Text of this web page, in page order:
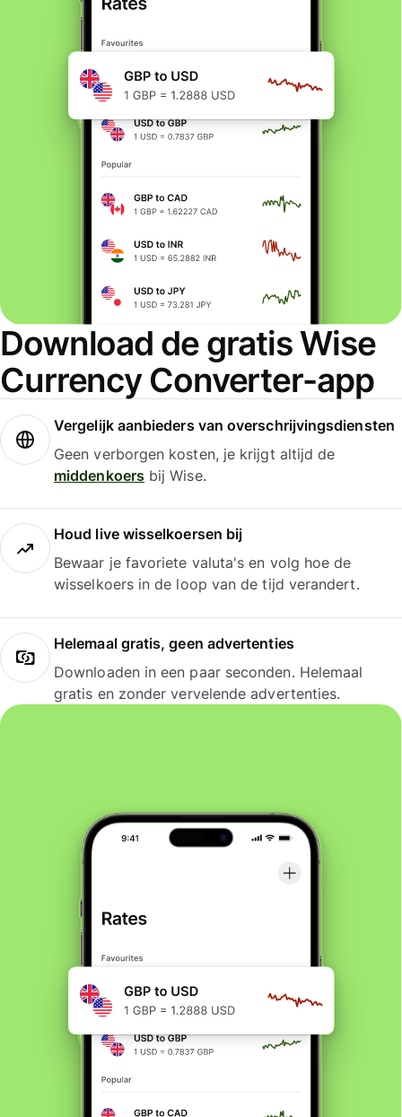
Download de gratis Wise
Currency Converter-app
Vergelijk aanbieders van overschrijvingsdiensten
Geen verborgen kosten, je krijgt altijd de
middenkoersbij Wise.
Houd live wisselkoersen bij
Bewaar je favoriete valuta's en volg hoe de
wisselkoers in de loop van de tijd verandert.
Helemaal gratis, geen advertenties
Downloaden in een paar seconden. Helemaal
gratis en zonder vervelende advertenties.